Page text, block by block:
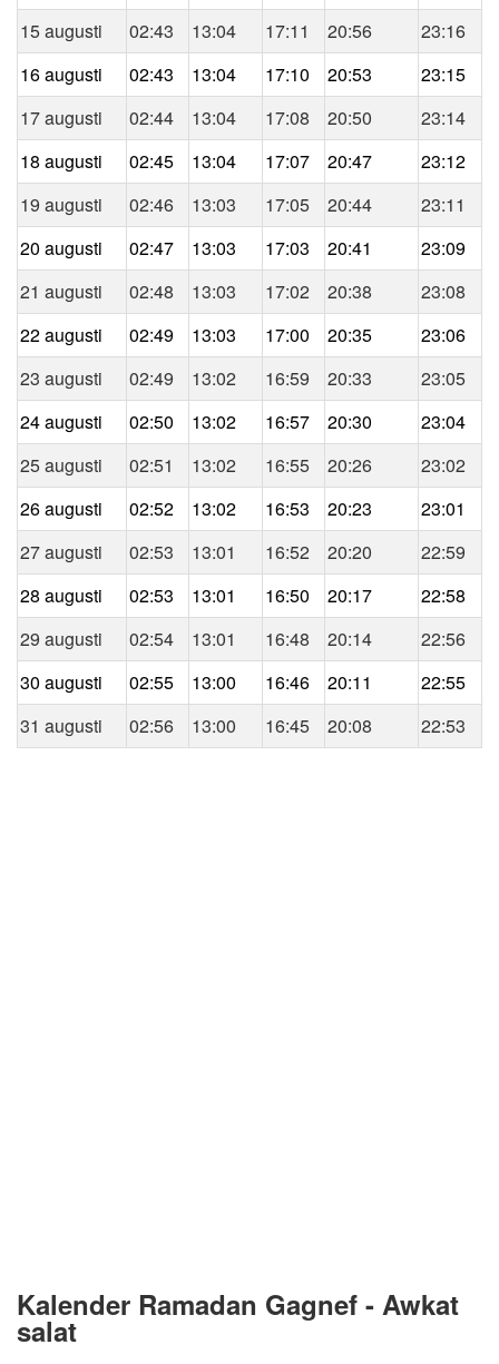
15 augusti 02:43 13:04 17:11 20:56
23:16
16 augusti
02:43 13:04 17:10 20:53
23:15
17 augusti
02:44 13:04 17:08 20:50
23:14
18 augusti
02:45 13:04 17:07 20:47
23:12
19 augusti
02:46 13:03 17:05 20:44
23:11
20 augusti
02:47 13:03 17:03 20:41
23:09
21 augusti
02:48 13:03 17:02 20:38
23:08
22 augusti
02:49 13:03 17:00 20:35
23:06
23 augusti
02:49 13:02 16:59 20:33
23:05
24 augusti
02:50 13:02 16:57 20:30
23:04
25 augusti
02:51 13:02 16:55 20:26
23:02
26 augusti
02:52 13:02 16:53 20:23
23:01
27 augusti
02:53 13:01 16:52 20:20
22:59
28 augusti
02:53 13:01 16:50 20:17
22:58
29 augusti
02:54 13:01 16:48 20:14
22:56
30 augusti
02:55 13:00 16:46 20:11
22:55
31 augusti
02:56 13:00 16:45 20:08 22:53
Kalender Ramadan Gagnef - Awkat
salat